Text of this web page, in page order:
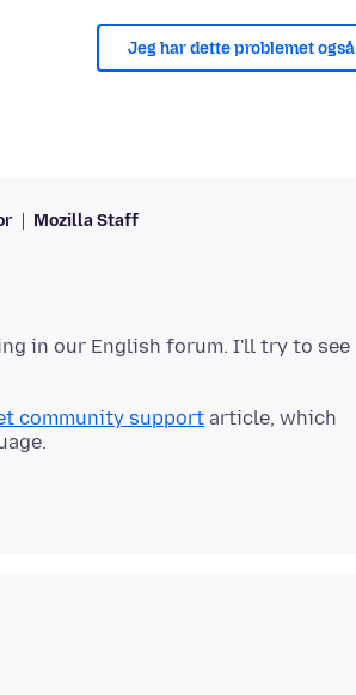
Jeg har dette problemet også
Mozilla Staff
in our English forum. I'll try to see
community support article, which